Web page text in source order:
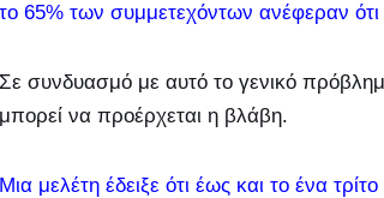
το 65% των συμμετεχόντων ανέφεραν
Σε συνδυασμό με αυτό το γενικό
μπορεί να προέρχεται η βλάβη.
Μια μελέτη έδειξε ότι έως και το ένα